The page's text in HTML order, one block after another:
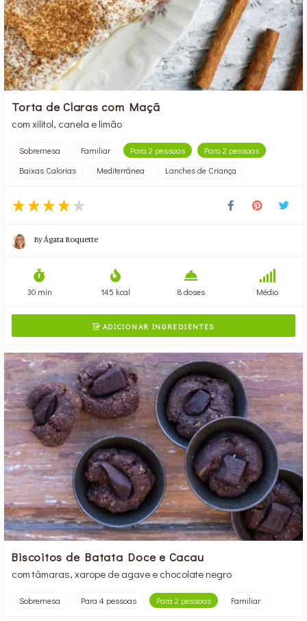
Torta de Claras com Maçã
com xilitol, canela e limão
Sobremesa Familiar Para 2 pessoas
Para 2 pessoas
Baixas Calorias
Mediterrânea Lanches de Criança
ByÁgata Roquette
30 min 145 kcal 8 doses Médio
ADICIONAR INGREDIENTES
Biscoitos de Batata Doce e Cacau
com tâmaras, xarope de agave e chocolate negro
Sobremesa Para 4 pessoas Para 2 pessoas Familiar